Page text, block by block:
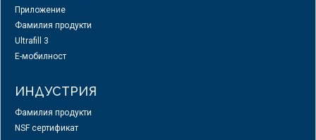
Приложение
Фамилия продукти
Ultrafill 3
E-мобилност
ИНДУСТРИЯ
Фамилия продукти
NSF сертификат